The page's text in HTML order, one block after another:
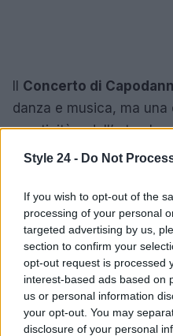
Style 24 - Do Not
If you wish to opt-out of the
processing of your personal
targeted advertising by us,
section to confirm your
opt-out request is processed
interest-based ads based on
us or personal information
your opt-out. You may
disclosure of your personal
Il Concerto di
danza e musica, ma una
creatività e dell’arte che
culture. Con la direzione
aspettarsi
emozioni e bellezza.
AUTORE
Staff